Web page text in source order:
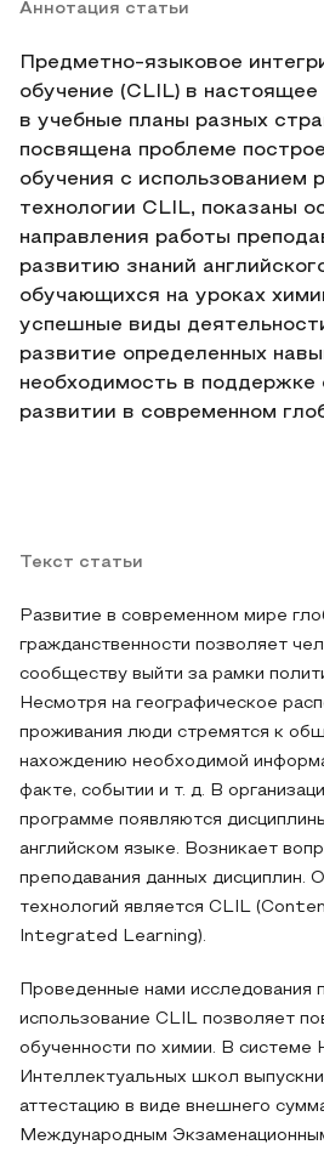
Аннотация статьи
Предметно-языковое
обучение (CLIL) в
в учебные планы разных
посвящена проблеме
обучения с использованием
технологии CLIL, показаны
направления работы
развитию знаний
обучающихся на уроках
успешные виды
развитие определенных
необходимость в
развитии в современном
Текст статьи
Развитие в современном мире
гражданственности позволяет
сообществу выйти за рамки
Несмотря на географическое
проживания люди стремятся к
нахождению необходимой
факте, событии и т. д. В
программе появляются
английском языке. Возникает
преподавания данных дисциплин.
технологий является CLIL
Integrated Learning).
Проведенные нами исследования
использование CLIL позволяет
обученности по химии. В системе
Интеллектуальных школ
аттестацию в виде внешнего
Международным